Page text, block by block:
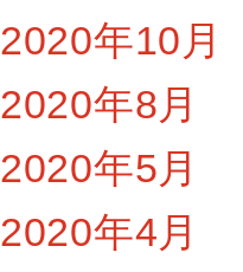
2020年10月
2020年8月
2020年5月
2020年4月